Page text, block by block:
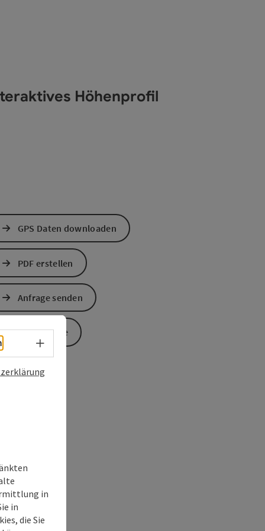
Höhenprofil
GPS Daten downloaden
PDF erstellen
Anfrage senden
Zur Website
Sprachwahl - Menü öffnen
in
in
die Sie